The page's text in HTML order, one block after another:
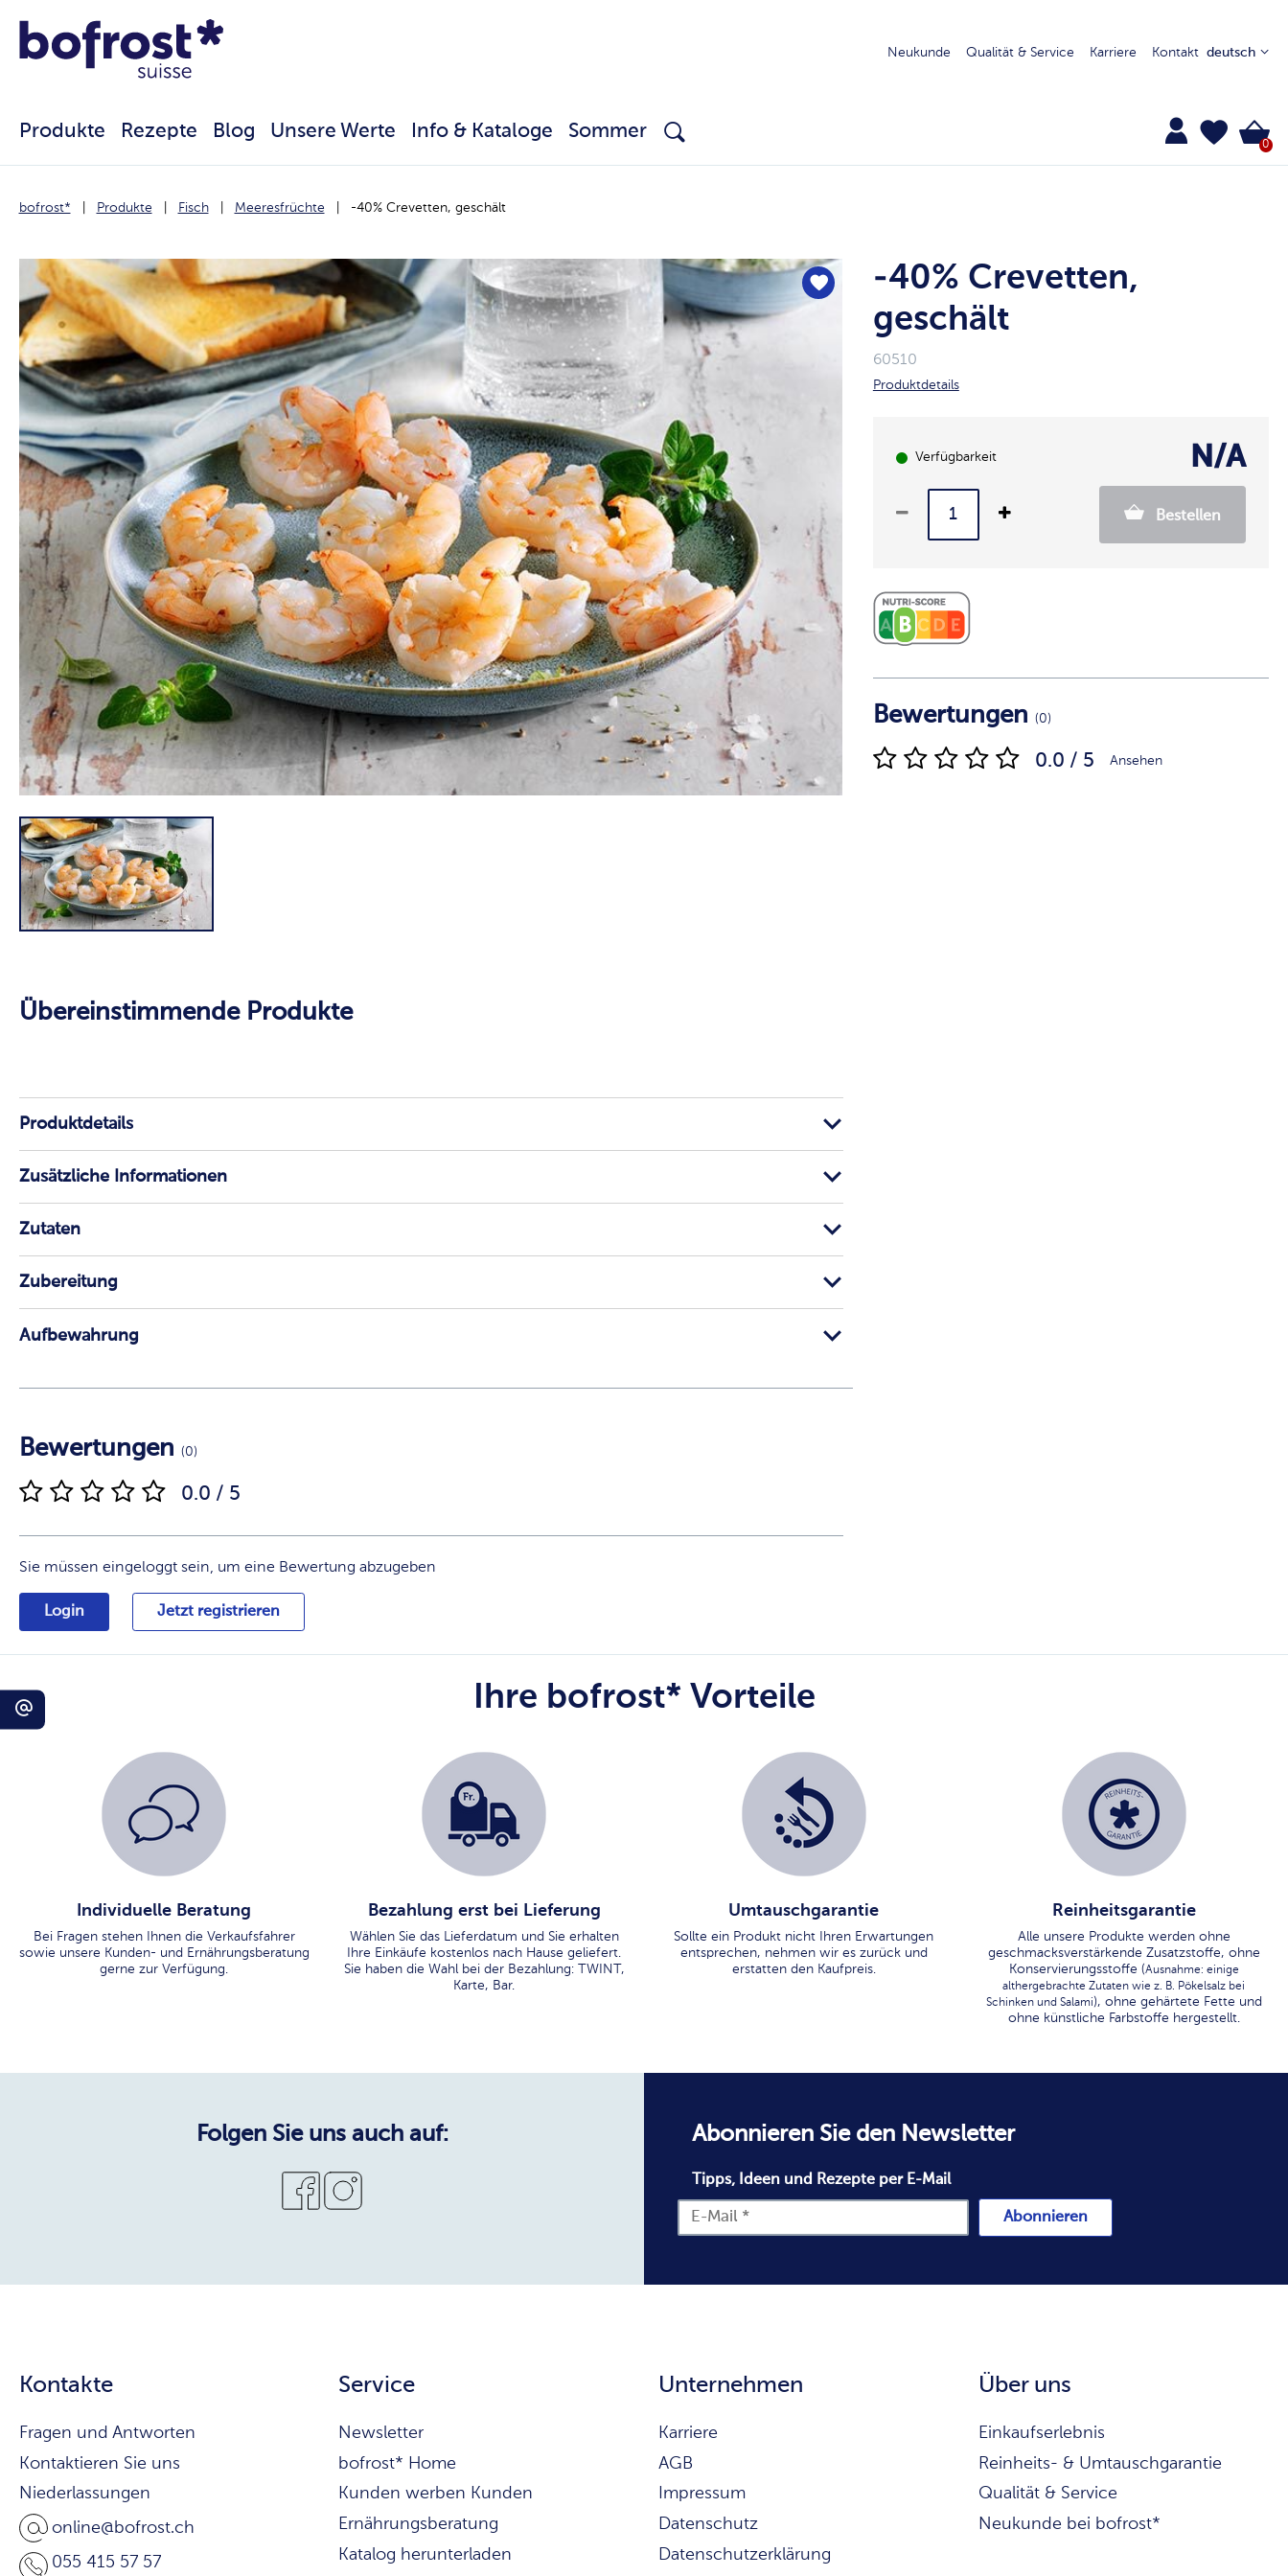
Neukunde Qualität & Service Karriere Kontakt deutsch
Produkte Rezepte Blog Unsere Werte Info & Kataloge Sommer
0
bofrost* Produkte Fisch Meeresfrüchte -40% Crevetten, geschält
-40% Crevetten,
geschält
60510
Produktdetails
Verfügbarkeit N/A
Bestellen
Bewertungen (0)
0.0 / 5 Ansehen
Übereinstimmende Produkte
Produktdetails
Zusätzliche Informationen
Zutaten
Zubereitung
Aufbewahrung
Bewertungen (0)
0.0 / 5
Sie müssen eingeloggt sein, um eine Bewertung abzugeben
Login Jetzt registrieren
Ihre bofrost* Vorteile
Individuelle Beratung
Bei Fragen stehen Ihnen die Verkaufsfahrer
sowie unsere Kunden- und Ernährungsberatung
gerne zur Verfügung.
Bezahlung erst bei Lieferung
Wählen Sie das Lieferdatum und Sie erhalten
Ihre Einkäufe kostenlos nach Hause geliefert.
Sie haben die Wahl bei der Bezahlung: TWINT,
Karte, Bar.
Umtauschgarantie
Sollte ein Produkt nicht Ihren Erwartungen
entsprechen, nehmen wir es zurück und
erstatten den Kaufpreis.
Reinheitsgarantie
Alle unsere Produkte werden ohne
geschmacksverstärkende Zusatzstoffe, ohne
Konservierungsstoffe (Ausnahme: einige
althergebrachte Zutaten wie z. B. Pökelsalz bei
Schinken und Salami), ohne gehärtete Fette und
ohne künstliche Farbstoffe hergestellt.
Kontakte
Fragen und Antworten
Kontaktieren Sie uns
Niederlassungen
online@bofrost.ch
055 415 57 57
Service
Newsletter
bofrost* Home
Kunden werben Kunden
Ernährungsberatung
Katalog herunterladen
Unternehmen
Karriere
AGB
Impressum
Datenschutz
Datenschutzerklärung
Über uns
Einkaufserlebnis
Reinheits- & Umtauschgarantie
Qualität & Service
Neukunde bei bofrost*
Folgen Sie uns auch auf: Abonnieren Sie den Newsletter
Tipps, Ideen und Rezepte per E-Mail
Abonnieren